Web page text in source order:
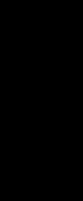
dati da parte
dell'editoriale. Il
disponibili